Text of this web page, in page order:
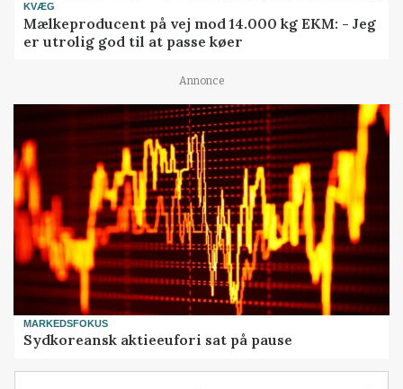
KVÆG
Mælkeproducent på vej mod 14.000 kg EKM: - Jeg
er utrolig god til at passe køer
Annonce
MARKEDSFOKUS
Sydkoreansk aktieeufori sat på pause